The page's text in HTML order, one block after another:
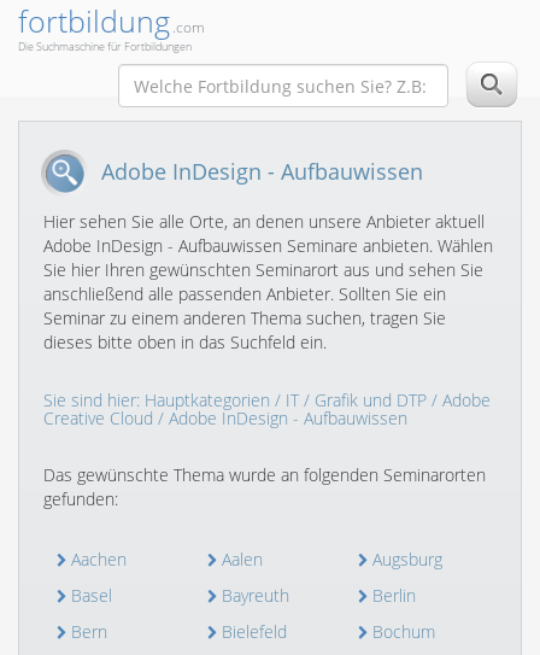
fortbildung.com
Die Suchmaschine für Fortbildungen
Adobe InDesign - Aufbauwissen
Hier sehen Sie alle Orte, an denen unsere Anbieter aktuell
Adobe InDesign - Aufbauwissen Seminare anbieten. Wählen
Sie hier Ihren gewünschten Seminarort aus und sehen Sie
anschließend alle passenden Anbieter. Sollten Sie ein
Seminar zu einem anderen Thema suchen, tragen Sie
dieses bitte oben in das Suchfeld ein.
Sie sind hier: Hauptkategorien / IT/ Grafik und DTP / Adobe
Creative Cloud / Adobe InDesign - Aufbauwissen
Das gewünschte Thema wurde an folgenden Seminarorten
gefunden:
Aachen Aalen
Augsburg
Basel
Bayreuth
Berlin
Bern
Bielefeld
Bochum